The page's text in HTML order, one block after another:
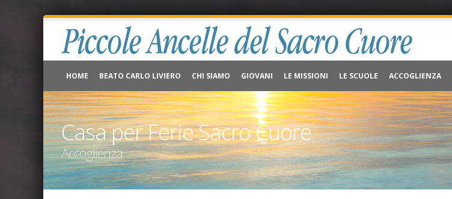
HOME BEATO CARLO LIVIERO CHI SIAMO GIOVANI LE MISSIONI LE SCUOLE ACCOGLIENZA
Casa per Ferie Sacro Cuore
Accoglienza